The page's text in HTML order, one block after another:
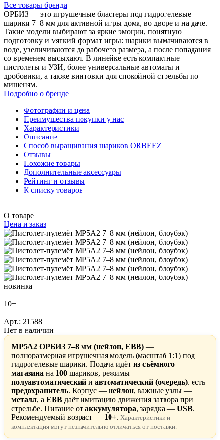
Все товары бренда
ОРБИЗ — это игрушечные бластеры под гидрогелевые
шарики 7–8 мм для активной игры дома, во дворе и на даче.
Такие модели выбирают за яркие эмоции, понятную
подготовку и мягкий формат игры: шарики вымачиваются в
воде, увеличиваются до рабочего размера, а после попадания
со временем высыхают. В линейке есть компактные
пистолеты и УЗИ, более универсальные автоматы и
дробовики, а также винтовки для спокойной стрельбы по
мишеням.
Подробно о бренде
Фотографии и цена
Преимущества покупки у нас
Характеристики
Описание
Способ выращивания шариков ORBEEZ
Отзывы
Похожие товары
Дополнительные аксессуары
Рейтинг и отзывы
К списку товаров
О товаре
Цена и заказ
новинка
10+
Арт.: 21588
Нет в наличии
MP5A2 ОРБИЗ 7–8 мм (нейлон, EBB) —
полноразмерная игрушечная модель (масштаб 1:1) под
гидрогелевые шарики. Подача идёт из съёмного
магазина на 100 шариков, режимы —
полуавтоматический и автоматический (очередь), есть
предохранитель. Корпус — нейлон, важные узлы —
металл, а EBB даёт имитацию движения затвора при
стрельбе. Питание от аккумулятора, зарядка — USB.
Рекомендуемый возраст — 10+. Характеристики и
комплектация могут незначительно отличаться от поставки.